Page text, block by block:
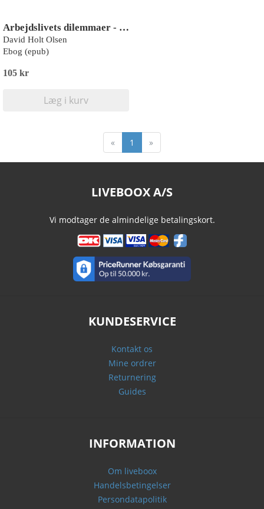
Arbejdslivets dilemmaer - MENING
David Holt Olsen
Ebog (epub)
105 kr
Læg i kurv
« 1 »
LIVEBOOX A/S
Vi modtager de almindelige betalingskort.
KUNDESERVICE
Kontakt os
Mine ordrer
Returnering
Guides
INFORMATION
Om liveboox
Handelsbetingelser
Persondatapolitik